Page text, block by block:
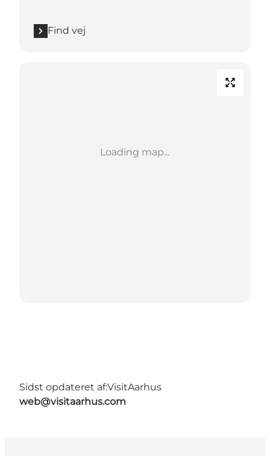
Find vej
Loading map...
Sidst opdateret af:VisitAarhus
web@visitaarhus.com